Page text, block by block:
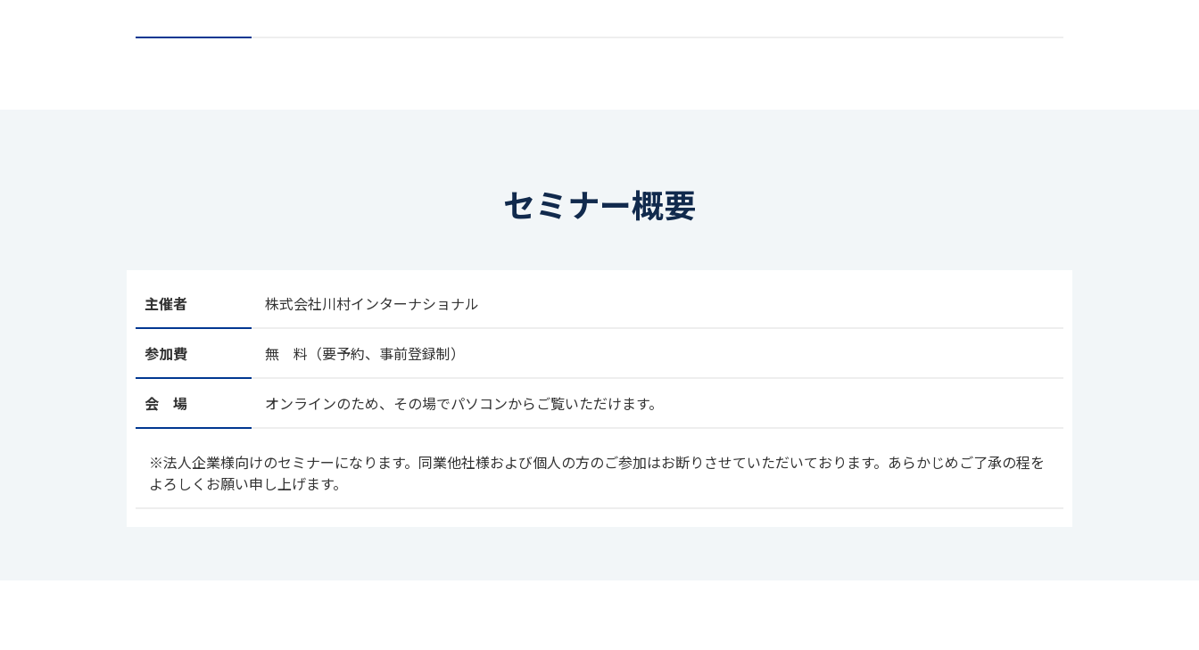
セミナー概要
主催者 株式会社川村インターナショナル
参加費 無 料 （要予約、事前登録制）
会 場 オンラインのため、その場でパソコンからご覧いただけます。
※法人企業様向けのセミナーになります。同業他社様および個人の方のご参加はお断りさせていただいております。あらかじめご了承の程を
よろしくお願い申し上げます。